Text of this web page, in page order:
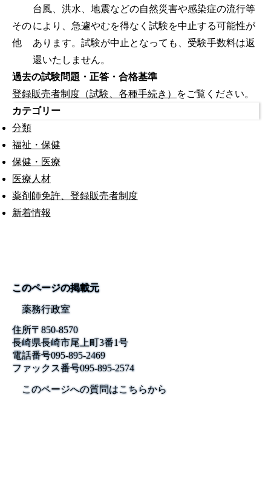
その
他
台風、洪水、地震などの自然災害や感染症の流行等
により、急遽やむを得なく試験を中止する可能性が
あります。試験が中止となっても、受験手数料は返
還いたしません。
過去の試験問題・正答・合格基準
登録販売者制度（試験、各種手続き）
をご覧ください。
カテゴリー
分類
福祉・保健
保健・医療
医療人材
薬剤師免許、登録販売者制度
新着情報
このページの掲載元
薬務行政室
住所〒850-8570
長崎県長崎市尾上町3番1号
電話番号095-895-2469
ファックス番号095-895-2574
このページへの質問はこちらから